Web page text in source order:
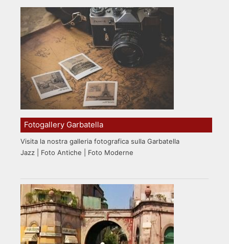
Fotogallery Garbatella
Visita la nostra galleria fotografica sulla Garbatella
Jazz | Foto Antiche | Foto Moderne